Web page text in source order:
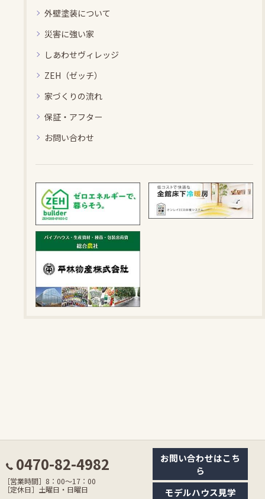
外壁塗装について
災害に強い家
しあわせヴィレッジ
ZEH（ゼッチ）
家づくりの流れ
保証・アフター
お問い合わせ
0470-82-4982
［営業時間］8：00〜17：00
［定休日］土曜日・日曜日
お問い合わせはこち
ら
モデルハウス見学